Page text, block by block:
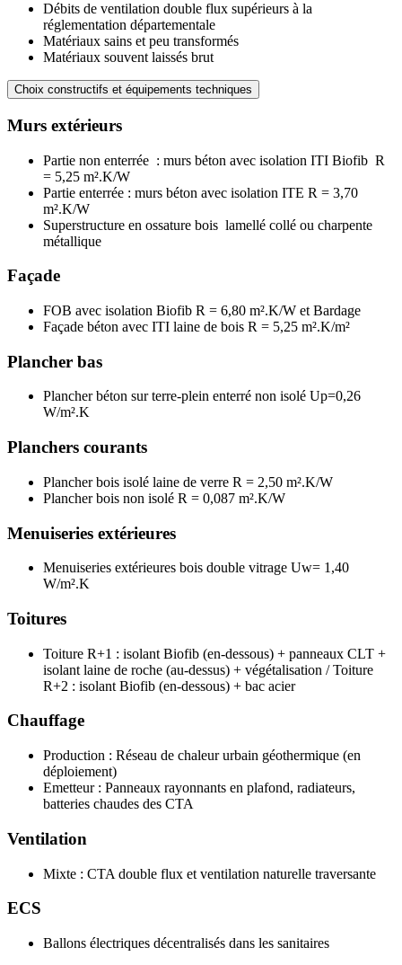
Débits de ventilation double flux supérieurs à la
réglementation départementale
Matériaux sains et peu transformés
Matériaux souvent laissés brut
Choix constructifs et équipements techniques
Murs extérieurs
Partie non enterrée : murs béton avec isolation ITI Biofib R
= 5,25 m².K/W
Partie enterrée : murs béton avec isolation ITE R = 3,70
m².K/W
Superstructure en ossature bois lamellé collé ou charpente
métallique
Façade
FOB avec isolation Biofib R = 6,80 m².K/W et Bardage
Façade béton avec ITI laine de bois R = 5,25 m².K/m²
Plancher bas
Plancher béton sur terre-plein enterré non isolé Up=0,26
W/m².K
Planchers courants
Plancher bois isolé laine de verre R = 2,50 m².K/W
Plancher bois non isolé R = 0,087 m².K/W
Menuiseries extérieures
Menuiseries extérieures bois double vitrage Uw= 1,40
W/m².K
Toitures
Toiture R+1 : isolant Biofib (en-dessous) + panneaux CLT +
isolant laine de roche (au-dessus) + végétalisation / Toiture
R+2 : isolant Biofib (en-dessous) + bac acier
Chauffage
Production : Réseau de chaleur urbain géothermique (en
déploiement)
Emetteur : Panneaux rayonnants en plafond, radiateurs,
batteries chaudes des CTA
Ventilation
Mixte : CTA double flux et ventilation naturelle traversante
ECS
Ballons électriques décentralisés dans les sanitaires